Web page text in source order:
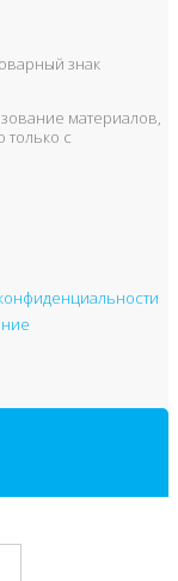
знак
материалов,
только с